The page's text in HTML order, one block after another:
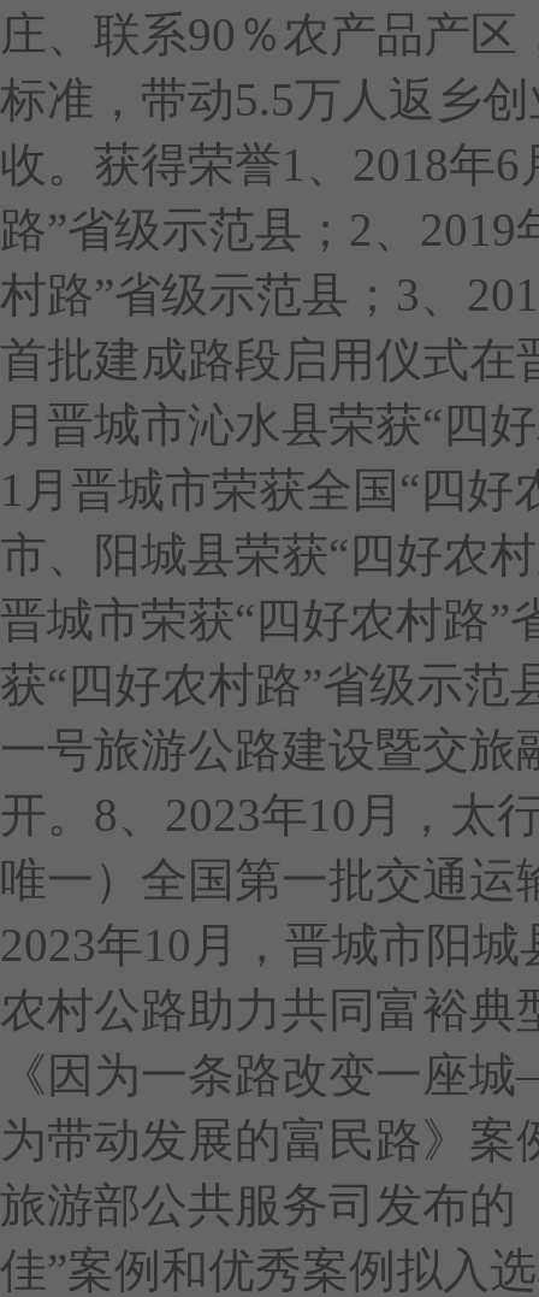
庄、联系90％农产品产
标准，带动5.5万人返乡
收。获得荣誉1、2018年
路”省级示范县；2、
村路”省级示范县；3、
首批建成路段启用仪式在
月晋城市沁水县荣获“四
1月晋城市荣获全国“四
市、阳城县荣获“四好农
晋城市荣获“四好农村路
获“四好农村路”省级示范
一号旅游公路建设暨交
开。8、2023年10月，太
唯一）全国第一批交通运
2023年10月，晋城市阳
农村公路助力共同富裕典
《因为一条路改变一座
为带动发展的富民路》
旅游部公共服务司发布的
佳”案例和优秀案例拟入